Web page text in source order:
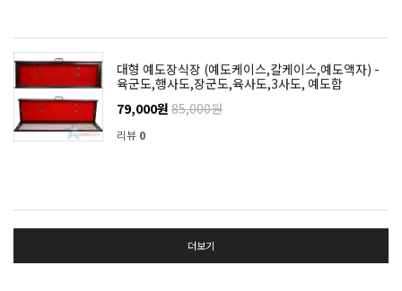
대형 예도장식장 (예도케이스,칼케이스,예도액자) -
육군도,행사도,장군도,육사도,3사도, 예도함
79,000원 85,000원
리뷰 0
더보기